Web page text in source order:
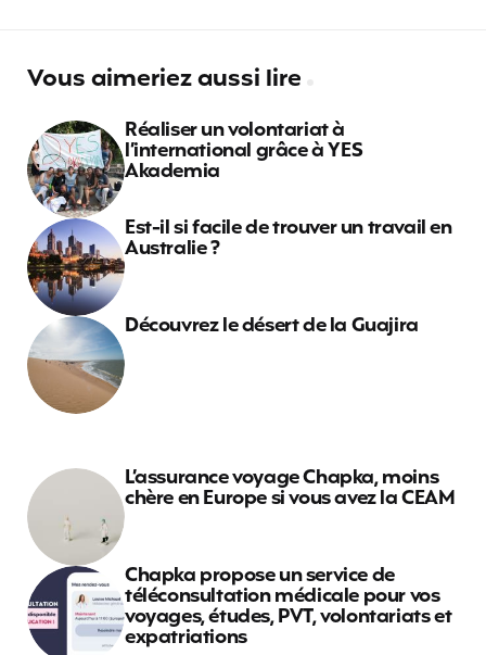
Vous aimeriez aussi lire
Réaliser un volontariat à
l’international grâce à YES
Akademia
Est-il si facile de trouver un travail en
Australie ?
Découvrez le désert de la Guajira
L’assurance voyage Chapka, moins
chère en Europe si vous avez la CEAM
Chapka propose un service de
téléconsultation médicale pour vos
voyages, études, PVT, volontariats et
expatriations